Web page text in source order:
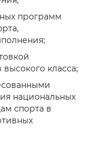
программ
класса;
национальных
спорта в